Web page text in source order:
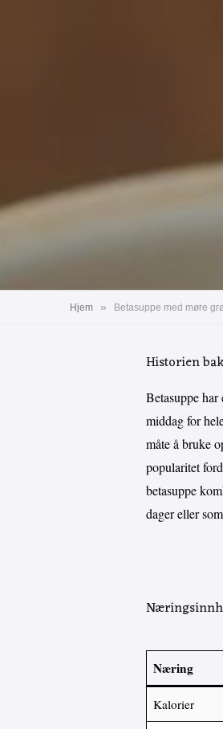
Hjem » Betasuppe med møre
Historien
Betasuppe
middag for
måte å bruke
popularitet
betasuppe
dager eller
Næring
Kalorier